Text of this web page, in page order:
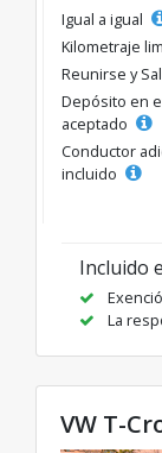
Igual a igual
Kilometraje
Reunirse y
Depósito en
aceptado
Conductor
incluido
Incluido
La
VW T-